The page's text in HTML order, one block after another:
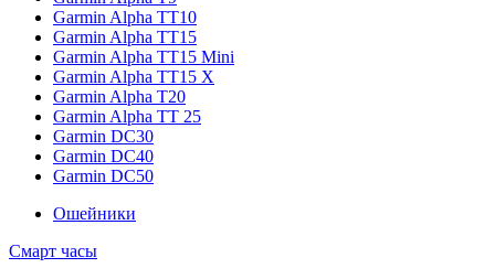
Garmin Alpha TT10
Garmin Alpha TT15
Garmin Alpha TT15 Mini
Garmin Alpha TT15 X
Garmin Alpha T20
Garmin Alpha TT 25
Garmin DC30
Garmin DC40
Garmin DC50
Ошейники
Смарт часы